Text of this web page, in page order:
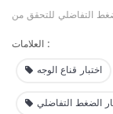
التفاضلي للتحقق من
النسيجية.العلامات :
اختبار قناع الوجه
الضغط التفاضلي